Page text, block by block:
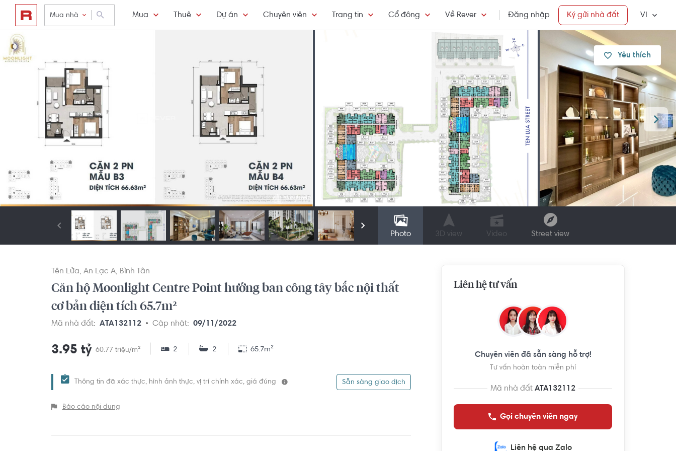
Mua nhà Mua Thuê Dự án Chuyên viên Trang tin Cổ đông Về Rever Đăng nhập Ký gửi nhà đất VI
Yêu thích
Photo 3D view Video Street view
Tên Lửa An Lạc A Bình Tân
Căn hộ Moonlight Centre Point hướng ban công tây bắc nội thất
cơ bản diện tích 65.7m²
Mã nhà đất: ATA132112 Cập nhật: 09/11/2022
3.95 tỷ 60.77 triệu/m² 2 2 65.7m²
Thông tin đã xác thực, hình ảnh thực, vị trí chính xác, giá đúng Sẵn sàng giao dịch
Báo cáo nội dung
Liên hệ tư vấn
Chuyên viên đã sẵn sàng hỗ trợ!
Tư vấn hoàn toàn miễn phí
Mã nhà đất ATA132112
Gọi chuyên viên ngay
Liên hệ qua Zalo